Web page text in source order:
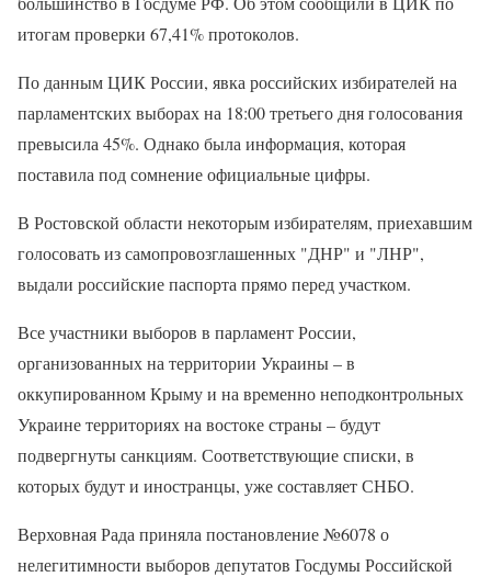
итогам проверки 67,41% протоколов.
По данным ЦИК России, явка российских избирателей на
парламентских выборах на 18:00 третьего дня голосования
превысила 45%. Однако была информация, которая
поставила под сомнение официальные цифры.
В Ростовской области некоторым избирателям, приехавшим
голосовать из самопровозглашенных "ДНР" и "ЛНР",
выдали российские паспорта прямо перед участком.
Все участники выборов в парламент России,
организованных на территории Украины – в
оккупированном Крыму и на временно неподконтрольных
Украине территориях на востоке страны – будут
подвергнуты санкциям. Соответствующие списки, в
которых будут и иностранцы, уже составляет СНБО.
Верховная Рада приняла постановление №6078 о
нелегитимности выборов депутатов Госдумы Российской